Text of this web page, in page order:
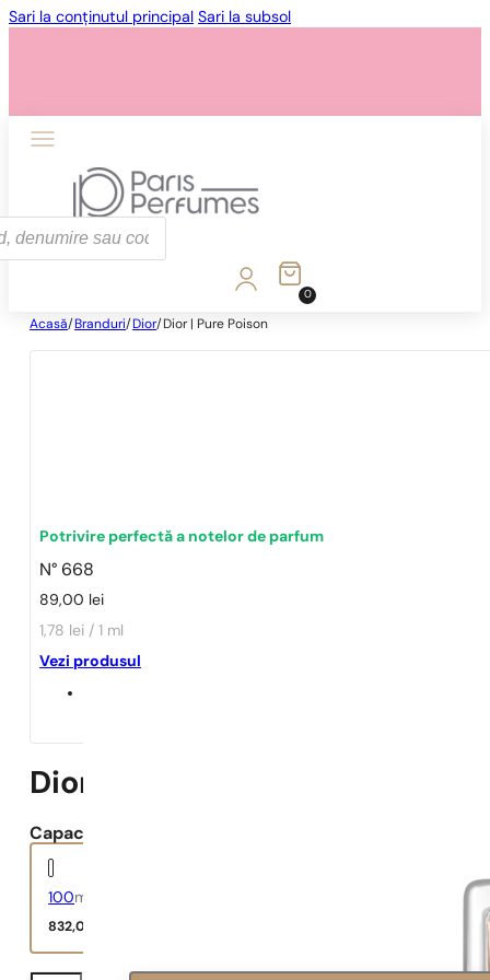
Sari la conținutul principal Sari la subsol
0
Acasă/ Branduri/ Dior/ Dior | Pure Poison
Potrivire perfectă a notelor de parfum
N° 668
89,00 lei
1,78 lei / 1 ml
Vezi produsul
Dior | Pure Poison
Capacitate:
100ml
832,00